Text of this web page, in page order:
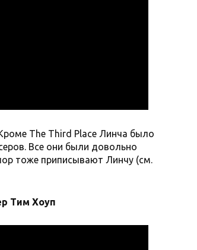
The Third Place Линча было
Все они были довольно
тоже приписывают Линчу (см.
Тим Хоуп